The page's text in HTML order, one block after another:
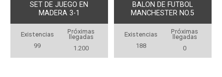
SET DE JUEGO EN
MADERA 3-1
Existencias
99
Próximas
llegadas
1.200
BALON DE FUTBOL
MANCHESTER NO.5
Existencias
188
Próximas
llegadas
0